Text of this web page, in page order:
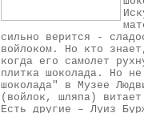
сильно верится -
войлоком. Но кто
когда его самолет
плитка шоколада. Но
шоколада" в Музее
(войлок, шляпа)
Есть другие – Луиз